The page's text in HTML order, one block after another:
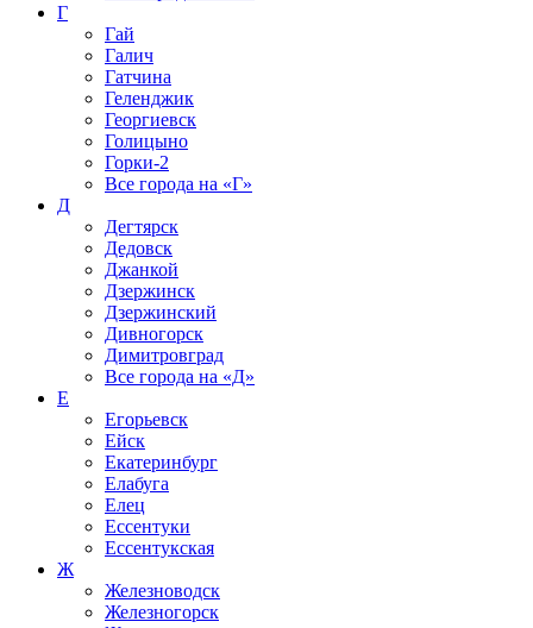
Г
Гай
Галич
Гатчина
Геленджик
Георгиевск
Голицыно
Горки-2
Все города на «Г»
Д
Дегтярск
Дедовск
Джанкой
Дзержинск
Дзержинский
Дивногорск
Димитровград
Все города на «Д»
Е
Егорьевск
Ейск
Екатеринбург
Елабуга
Елец
Ессентуки
Ессентукская
Ж
Железноводск
Железногорск